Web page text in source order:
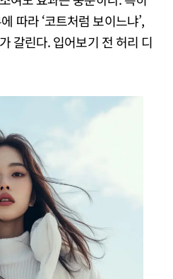
따라 ‘코트처럼 보이느냐’,
갈린다. 입어보기 전 허리 디